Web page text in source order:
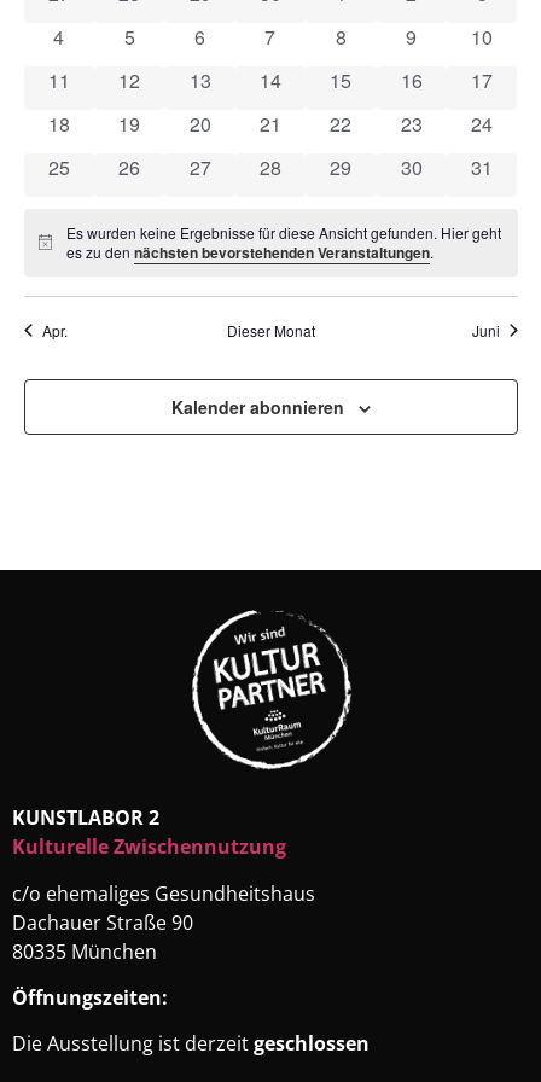
UND
VON
VERANSTALTUNGEN
0 Veranstaltungen
4 0 Veranstaltungen
5 0 Veranstaltungen
6 0 Veranstaltungen
7 0 Veranstaltungen
8 0
9 0
10
0 Veranstaltungen
11 0 Veranstaltungen
12 0 Veranstaltungen
13 0 Veranstaltungen
14 0 Veranstaltungen
15 0
16 0
17
0 Veranstaltungen
18 0 Veranstaltungen
19 0 Veranstaltungen
20 0 Veranstaltungen
21 0 Veranstaltungen
22 0
23 0
24
0 Veranstaltungen
25 0 Veranstaltungen
26 0 Veranstaltungen
27 0 Veranstaltungen
28 0 Veranstaltungen
29 0
30 0
31
Hinweis
Es wurden keine Ergebnisse für diese Ansicht gefunden. Hier geht
es zu dennächsten bevorstehenden Veranstaltungen.
Apr. Dieser Monat Juni
Kalender abonnieren
KUNSTLABOR 2
Kulturelle Zwischennutzung
c/o ehemaliges Gesundheitshaus
Dachauer Straße 90
80335 München
Öffnungszeiten:
Die Ausstellung ist derzeitgeschlossen